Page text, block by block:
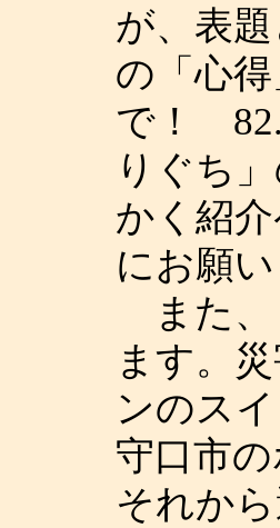
が、表
の「心
で！
りぐち
かく紹
にお願い
また、
ます。
ンのス
守口市
それか